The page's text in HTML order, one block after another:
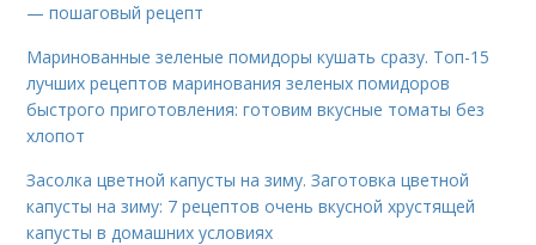
— пошаговый рецепт
Маринованные зеленые помидоры кушать сразу. Топ-15
лучших рецептов маринования зеленых помидоров
быстрого приготовления: готовим вкусные томаты без
хлопот
Засолка цветной капусты на зиму. Заготовка цветной
капусты на зиму: 7 рецептов очень вкусной хрустящей
капусты в домашних условиях